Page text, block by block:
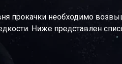
прокачки необходимо
Ниже представлен